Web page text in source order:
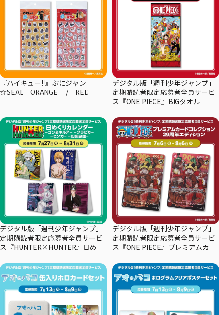
『ハイキュー!!』ぷにジャン
☆SEAL－ORANGE－ /－RED－
デジタル版「週刊少年ジャンプ」
定期購読者限定応募者全員サービ
ス『ONE PIECE』BIGタオル
デジタル版「週刊少年ジャンプ」
定期購読者限定応募者全員サービ
ス『HUNTER×HUNTER』日めく
デジタル版「週刊少年ジャンプ」
定期購読者限定応募者全員サービ
ス『ONE PIECE』プレミアムカー
ン